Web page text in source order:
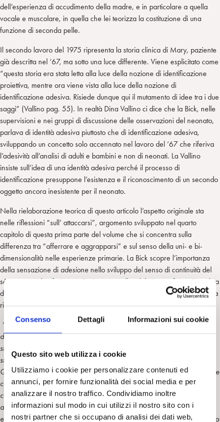
Consenso Dettagli Informazioni sui cookie
Questo sito web utilizza i cookie
Utilizziamo i cookie per personalizzare contenuti ed
annunci, per fornire funzionalità dei social media e per
analizzare il nostro traffico. Condividiamo inoltre
informazioni sul modo in cui utilizzi il nostro sito con i
nostri partner che si occupano di analisi dei dati web,
dell’esperienza di accudimento della madre, e in particolare a quella
vocale e muscolare, in quella che lei teorizza la costituzione di una
funzione di seconda pelle.
Il secondo lavoro del 1975 ripresenta la storia clinica di Mary, paziente
già descritta nel ‘67, ma sotto una luce differente. Viene esplicitato come
“questa storia era stata letta alla luce della nozione di identificazione
proiettiva, mentre ora viene vista alla luce della nozione di
identificazione adesiva. Risiede dunque qui il mutamento di idee tra i due
saggi” (Vallino pag. 55). In realtà Dina Vallino ci dice che la Bick, nelle
supervisioni e nei gruppi di discussione delle osservazioni del neonato,
parlava di identità adesiva piuttosto che di identificazione adesiva,
sviluppando un concetto solo accennato nel lavoro del ‘67 che riferiva
l’adesività all’analisi di adulti e bambini e non di neonati. La Vallino
insiste sull’idea di una identità adesiva perché il processo di
identificazione presuppone l’esistenza e il riconoscimento di un secondo
oggetto ancora inesistente per il neonato.
Nella rielaborazione teorica di questo articolo l’aspetto originale sta
nelle riflessioni “sull’ attaccarsi”, argomento sviluppato nel quarto
capitolo di questa prima parte del volume che si concentra sulla
differenza tra “afferrare e aggrapparsi” e sul senso della uni- e bi-
dimensionalità nelle esperienze primarie. La Bick scopre l’importanza
della sensazione di adesione nello sviluppo del senso di continuità del
sé, concetto da riferire a Winnicott ma collocabile in una fase più tardiva
dello sviluppo, e si concentra sulla bi-dimensionalità dell’identità adesiva
ritrovabile anche nell’adulto:
“L’angoscia catastrofica di cadere nello spazio, la situazione senza via
d’uscita, blocca ogni richiesta e bisogno di cambiamento e genera uno
stretto conservatorismo e la esigenza di essere, rimanere sempre lo
stesso, di avere una stabilità e un sostegno da parte del mondo esterno.
Questo può restare mascherato, laddove la formazione di seconda pelle
costituisce un aspetto preminente del carattere; ma un improvviso
collasso in condizioni di stress rivela la personalità sommersa, che fino
allora sembrava abbastanza bene aggiustata, e produce la paura di
esistere. Secondo la mia esperienza di analisi, questi pazienti richiedono